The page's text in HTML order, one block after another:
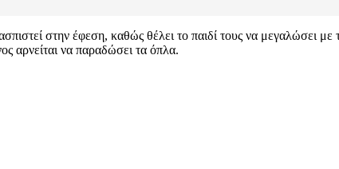
στην έφεση, καθώς θέλει το παιδί τους να μεγαλώσει
αρνείται να παραδώσει τα όπλα.